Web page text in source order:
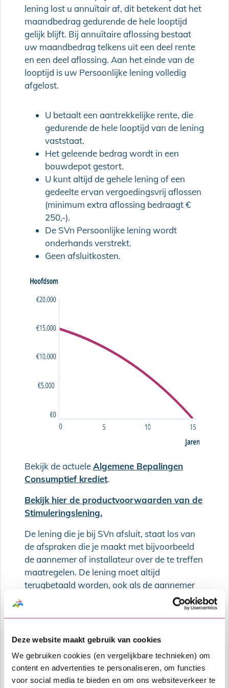
Deze website maakt gebruik van cookies
We gebruiken cookies (en vergelijkbare technieken) om
content en advertenties te personaliseren, om functies
voor social media te bieden en om ons websiteverkeer te
lening lost u annuïtair af, dit betekent dat het
maandbedrag gedurende de hele looptijd
gelijk blijft. Bij annuïtaire aflossing bestaat
uw maandbedrag telkens uit een deel rente
en een deel aflossing. Aan het einde van de
looptijd is uw Persoonlijke lening volledig
afgelost.
U betaalt een aantrekkelijke rente, die
gedurende de hele looptijd van de lening
vaststaat.
Het geleende bedrag wordt in een
bouwdepot gestort.
U kunt altijd de gehele lening of een
gedeelte ervan vergoedingsvrij aflossen
(minimum extra aflossing bedraagt €
250,-).
De SVn Persoonlijke lening wordt
onderhands verstrekt.
Geen afsluitkosten.
Bekijk de actueleAlgemene Bepalingen
Consumptief krediet.
Bekijk hier de productvoorwaarden van de
Stimuleringslening.
De lening die je bij SVn afsluit, staat los van
de afspraken die je maakt met bijvoorbeeld
de aannemer of installateur over de te treffen
maatregelen. De lening moet altijd
terugbetaald worden, ook als de aannemer
Als je een SVn Persoonlijke lening afsluit ga je
jouw financiële situatie voldoende stabiel zijn
om de extra maandlasten van de nieuwe
lening, bovenop alle overige vaste lasten die
je al hebt, te kunnen dragen. We kijken naar